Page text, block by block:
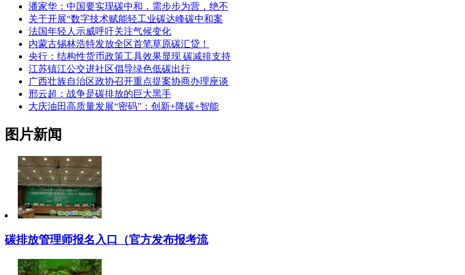
潘家华：中国要实现碳中和，需步步为营，绝不
关于开展“数字技术赋能轻工业碳达峰碳中和案
法国年轻人示威呼吁关注气候变化
内蒙古锡林浩特发放全区首笔草原碳汇贷！
央行：结构性货币政策工具效果显现 碳减排支持
江苏镇江公交进社区倡导绿色低碳出行
广西壮族自治区政协召开重点提案协商办理座谈
邢云超：战争是碳排放的巨大黑手
大庆油田高质量发展“密码”：创新+降碳+智能
图片新闻
碳排放管理师报名入口（官方发布报考流